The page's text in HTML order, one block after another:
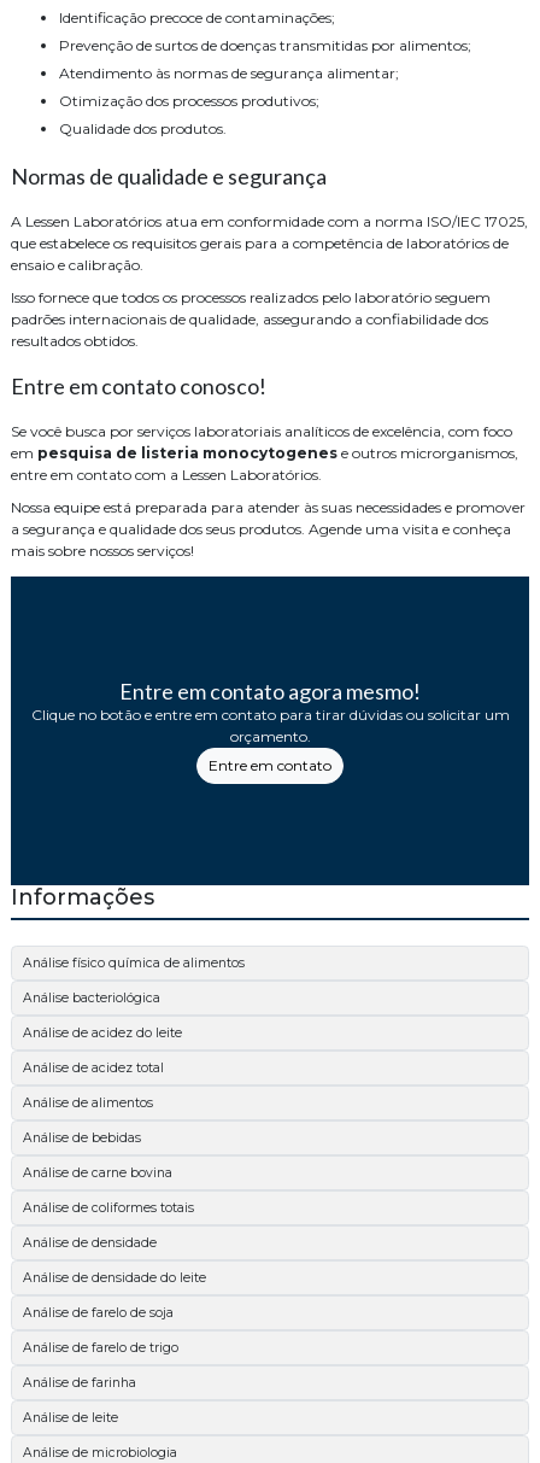
Identificação precoce de contaminações;
Prevenção de surtos de doenças transmitidas por alimentos;
Atendimento às normas de segurança alimentar;
Otimização dos processos produtivos;
Qualidade dos produtos.
Normas de qualidade e segurança
A Lessen Laboratórios atua em conformidade com a norma ISO/IEC 17025,
que estabelece os requisitos gerais para a competência de laboratórios de
ensaio e calibração.
Isso fornece que todos os processos realizados pelo laboratório seguem
padrões internacionais de qualidade, assegurando a confiabilidade dos
resultados obtidos.
Entre em contato conosco!
Se você busca por serviços laboratoriais analíticos de excelência, com foco
em pesquisa de listeria monocytogenes e outros microrganismos,
entre em contato com a Lessen Laboratórios.
Nossa equipe está preparada para atender às suas necessidades e promover
a segurança e qualidade dos seus produtos. Agende uma visita e conheça
mais sobre nossos serviços!
Entre em contato agora mesmo!
Clique no botão e entre em contato para tirar dúvidas ou solicitar um
orçamento.
Entre em contato
Informações
Análise físico química de alimentos
Análise bacteriológica
Análise de acidez do leite
Análise de acidez total
Análise de alimentos
Análise de bebidas
Análise de carne bovina
Análise de coliformes totais
Análise de densidade
Análise de densidade do leite
Análise de farelo de soja
Análise de farelo de trigo
Análise de farinha
Análise de leite
Análise de microbiologia